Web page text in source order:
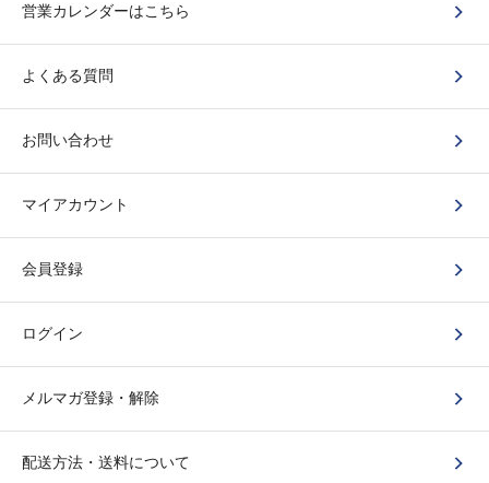
営業カレンダーはこちら
よくある質問
お問い合わせ
マイアカウント
会員登録
ログイン
メルマガ登録・解除
配送方法・送料について